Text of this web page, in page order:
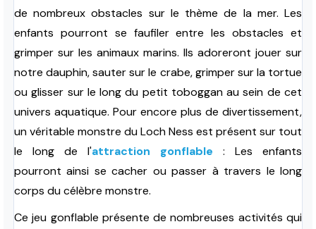
de nombreux obstacles sur le thème de la mer. Les
enfants pourront se faufiler entre les obstacles et
grimper sur les animaux marins. Ils adoreront jouer sur
notre dauphin, sauter sur le crabe, grimper sur la tortue
ou glisser sur le long du petit toboggan au sein de cet
univers aquatique. Pour encore plus de divertissement,
un véritable monstre du Loch Ness est présent sur tout
le long de l'attraction gonflable : Les enfants
pourront ainsi se cacher ou passer à travers le long
corps du célèbre monstre.
Ce jeu gonflable présente de nombreuses activités qui